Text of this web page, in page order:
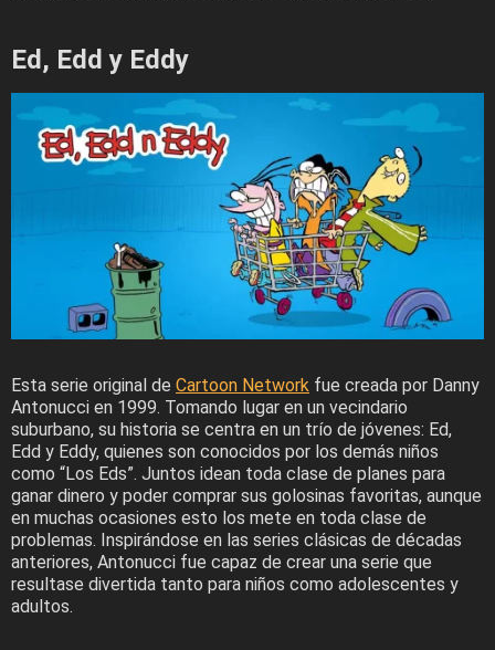
Ed, Edd y Eddy
Esta serie original de Cartoon Network fue creada por Danny
Antonucci en 1999. Tomando lugar en un vecindario
suburbano, su historia se centra en un trío de jóvenes: Ed,
Edd y Eddy, quienes son conocidos por los demás niños
como “Los Eds”. Juntos idean toda clase de planes para
ganar dinero y poder comprar sus golosinas favoritas, aunque
en muchas ocasiones esto los mete en toda clase de
problemas. Inspirándose en las series clásicas de décadas
anteriores, Antonucci fue capaz de crear una serie que
resultase divertida tanto para niños como adolescentes y
adultos.